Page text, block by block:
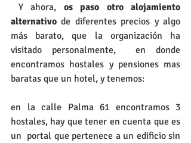
Y ahora, os paso otro alojamiento
alternativo de diferentes precios y algo
más barato, que la organización ha
visitado personalmente,  en donde
encontramos hostales y pensiones mas
baratas que un hotel, y tenemos:
en la calle Palma 61 encontramos 3
hostales, hay que tener en cuenta que es
un  portal que pertenece a un edificio sin